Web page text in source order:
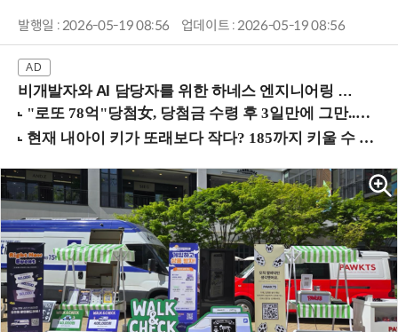
발행일 : 2026-05-19 08:56 업데이트 : 2026-05-19 08:56
비개발자와 AI 담당자를 위한 하네스 엔지니어링 입문과정 (8/20 신논현역)